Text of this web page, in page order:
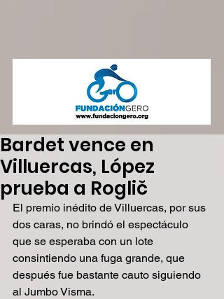
Bardet vence en
Villuercas, López
prueba a Roglič
El premio inédito de Villuercas, por sus
dos caras, no brindó el espectáculo
que se esperaba con un lote
consintiendo una fuga grande, que
después fue bastante cauto siguiendo
al Jumbo Visma.